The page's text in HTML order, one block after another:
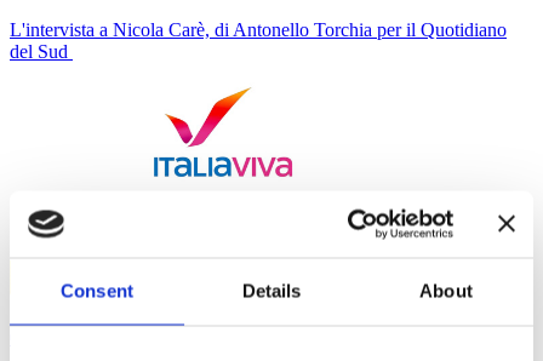
Consent Details About
L'intervista a Nicola Carè, di Antonello Torchia per il Quotidiano
del Sud